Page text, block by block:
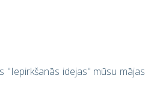
''Iepirkšanās idejas'' mūsu mājas